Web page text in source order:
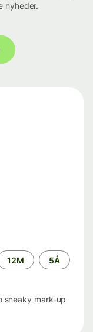
nyheder.
12M 5Å
sneaky mark-up